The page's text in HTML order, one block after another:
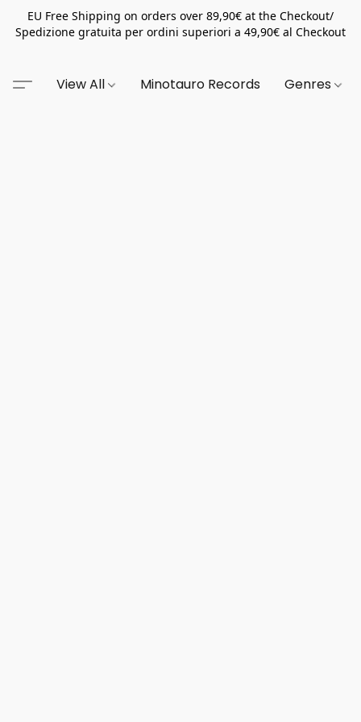
EU Free Shipping on orders over 89,90€ at the Checkout/
Spedizione gratuita per ordini superiori a 49,90€ al Checkout
View All Minotauro Records Genres